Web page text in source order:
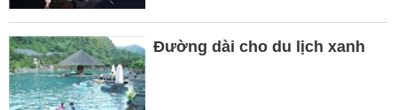
Đường dài cho du lịch xanh